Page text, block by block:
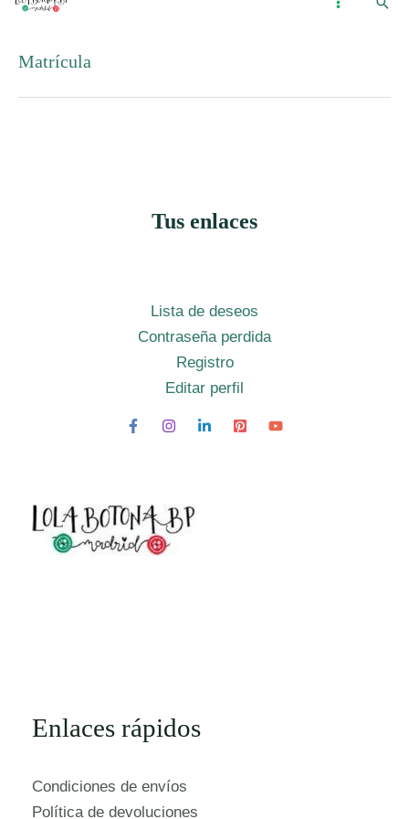
Ir
contenido
Matrícula
Tus enlaces
Lista de deseos
Contraseña perdida
Registro
Editar perfil
Enlaces rápidos
Condiciones de envíos
Política de devoluciones